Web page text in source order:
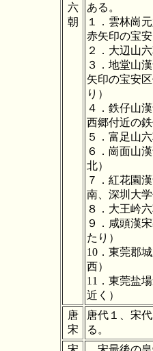
六
朝
ある。
１．雲林崗
赤矢印の宝安
２．大辺山
３．地堂山
矢印の宝安
り）
４．鉄仔山
西郷付近の鉄
５．富足山
６．崗面山
北）
７．紅花園
南、 深圳大学
８．大王岒
９．咸頭漢
たり）
10． 東莞郡
西）
11．東莞盐
近く）
唐
宋
唐代１、宋
る。